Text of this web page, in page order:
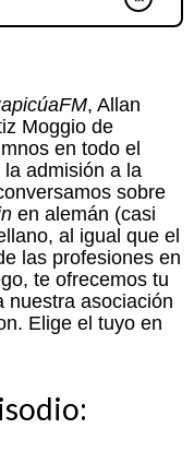
, Allan
Moggio de
en todo el
admisión a la
sobre
en alemán (casi
al igual que el
las profesiones en
te ofrecemos tu
nuestra asociación
Elige el tuyo en